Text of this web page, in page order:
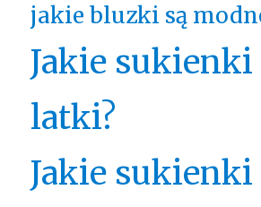
jakie bluzki są
Jakie sukienki
latki?
Jakie sukienki